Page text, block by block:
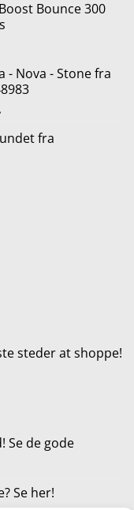
kr..
Bounce 300
kr..
- Nova - Stone fra
Den
pris
fra
steder at shoppe!
Se de gode
Se her!